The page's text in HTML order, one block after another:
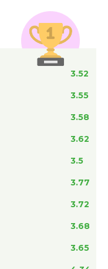
3.52
3.55
3.58
3.62
3.5
3.77
3.72
3.68
3.65